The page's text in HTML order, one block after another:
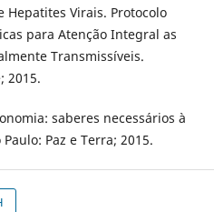
Hepatites Virais. Protocolo
para Atenção Integral as
Transmissíveis.
2015.
saberes necessários à
Paz e Terra; 2015.